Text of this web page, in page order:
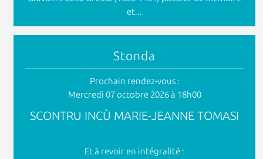
et...
Stonda
Prochain rendez-vous :
Mercredi 07 octobre 2026 à 18h00
SCONTRU INCÙ MARIE-JEANNE TOMASI
Et à revoir en intégralité :